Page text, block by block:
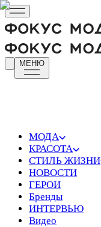
МЕНЮ
МОДА
КРАСОТА
СТИЛЬ ЖИЗНИ
НОВОСТИ
ГЕРОИ
Бренды
ИНТЕРВЬЮ
Видео